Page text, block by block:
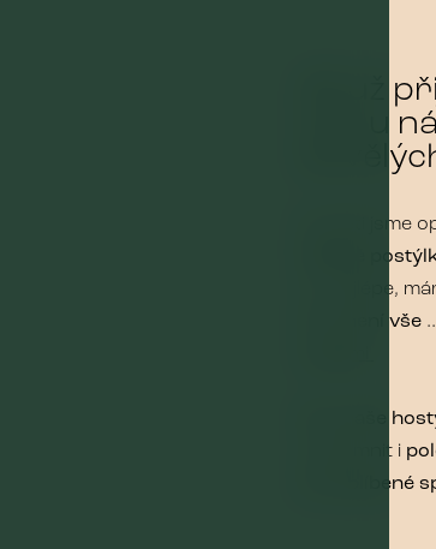
Ať už
vás u
Na děti jsme
dětské
co nejlépe,
A to není vše
Pro naše
zpříjemnit i
ani oblíbené